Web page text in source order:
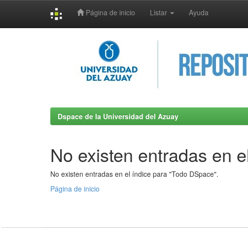
Página de inicio Listar Ayuda
Dspace de la Universidad del Azuay
No existen entradas en
No existen entradas en el índice para "Todo DSpace".
Página de inicio